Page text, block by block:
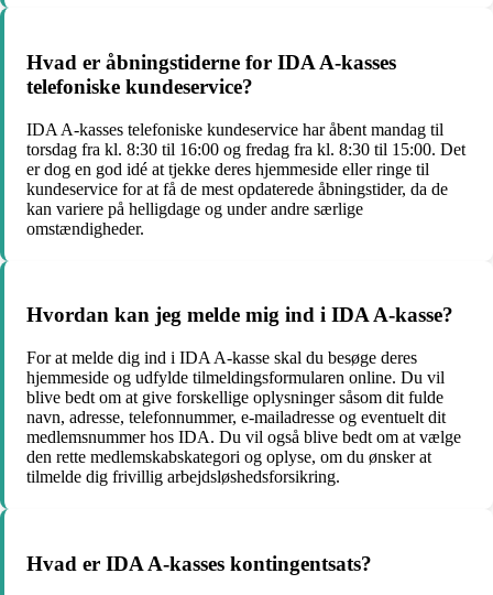
Hvad er åbningstiderne for IDA A-kasses
telefoniske kundeservice?
IDA A-kasses telefoniske kundeservice har åbent mandag til
torsdag fra kl. 8:30 til 16:00 og fredag fra kl. 8:30 til 15:00. Det
er dog en god idé at tjekke deres hjemmeside eller ringe til
kundeservice for at få de mest opdaterede åbningstider, da de
kan variere på helligdage og under andre særlige
omstændigheder.
Hvordan kan jeg melde mig ind i IDA A-kasse?
For at melde dig ind i IDA A-kasse skal du besøge deres
hjemmeside og udfylde tilmeldingsformularen online. Du vil
blive bedt om at give forskellige oplysninger såsom dit fulde
navn, adresse, telefonnummer, e-mailadresse og eventuelt dit
medlemsnummer hos IDA. Du vil også blive bedt om at vælge
den rette medlemskabskategori og oplyse, om du ønsker at
tilmelde dig frivillig arbejdsløshedsforsikring.
Hvad er IDA A-kasses kontingentsats?